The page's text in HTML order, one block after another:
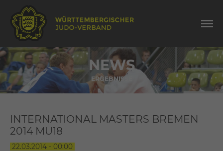
NEWS
ERGEBNISSE
INTERNATIONAL MASTERS BREMEN
2014 MU18
22.03.2014 - 00:00